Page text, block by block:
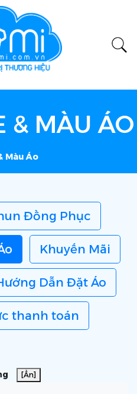
& MÀU ÁO
Màu Áo
Đồng Phục
Khuyến Mãi
Dẫn Đặt Áo
thanh toán
[Ẩn]